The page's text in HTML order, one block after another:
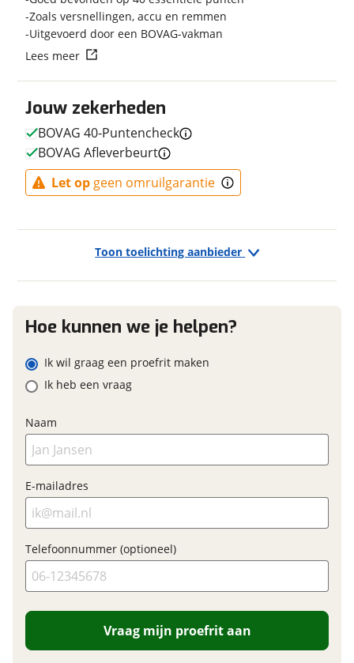
Transmissie
Naaf
Kleur
Rood
Fabriekskleur
Type remsysteem voor
Schijfrem
Merk remsysteem voor
achter
Merk primair remsysteem
achter
Elektrisch? Ja, E-bike
Prijs
Bijtellingspercentage
Nieuwprijs
Garanties
BOVAG Garantie
toepassing
Fabrieksgarantie
Toon toelichting aanbieder
Vraag mijn reservering aan
goed mogelijk bij de aanbieder te brengen. Lees hier meer
Jouw zekerheden
BOVAG 40-Puntencheck
BOVAG Afleverbeurt
Let op geen omruilgarantie
Zoals versnellingen, accu en remmen
Uitgevoerd door een BOVAG-vakman
Lees meer
Hoe kunnen we je helpen?
Ik wil graag een proefrit maken
Ik heb een vraag
Naam
E-mailadres
Telefoonnummer (optioneel)
Vraag mijn proefrit aan